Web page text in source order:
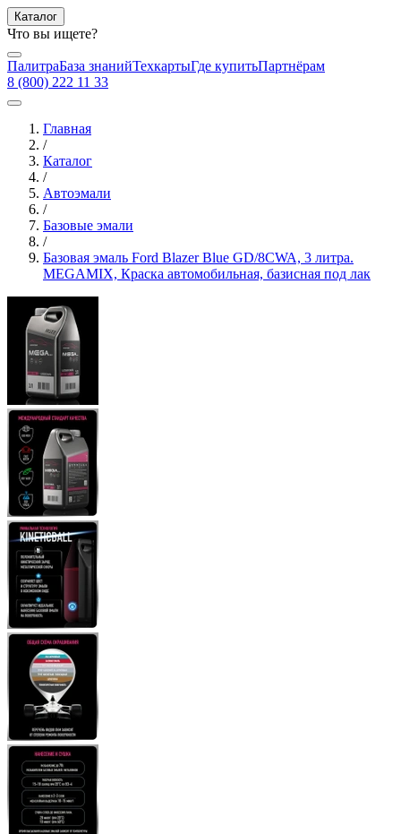
Каталог
Что вы ищете?
ПалитраБаза знанийТехкартыГде купитьПартнёрам
8 (800) 222 11 33
Главная
/
Каталог
/
Автоэмали
/
Базовые эмали
/
Базовая эмаль Ford Blazer Blue GD/8CWA, 3 литра.
MEGAMIX, Краска автомобильная, базисная под лак